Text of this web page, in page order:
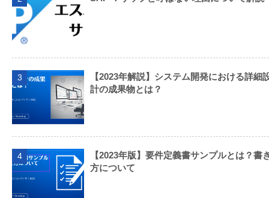
3
【2023年解説】システム開発における詳細
計の成果物とは？
4
【2023年版】要件定義書サンプルとは？書
方について